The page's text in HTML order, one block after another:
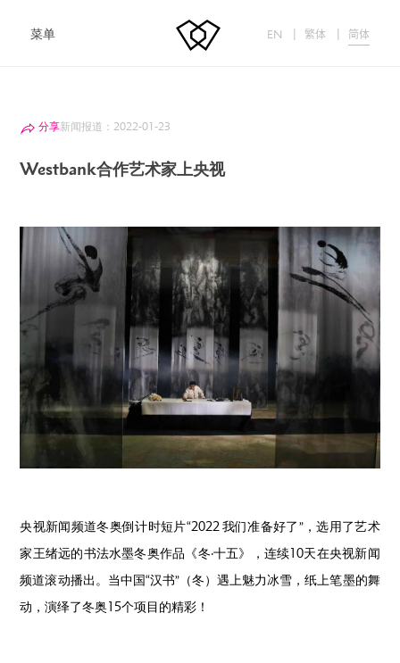
菜单 EN | 繁体 | 简体
新闻报道：2022-01-23
分享
Westbank合作艺术家上央视
央视新闻频道冬奥倒计时短片“2022 我们准备好了”，选用了艺术
家王绪远的书法水墨冬奥作品《冬·十五》，连续10天在央视新闻
频道滚动播出。当中国“汉书”（冬）遇上魅力冰雪，纸上笔墨的舞
动，演绎了冬奥15个项目的精彩！